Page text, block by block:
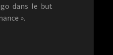
dans le but
».